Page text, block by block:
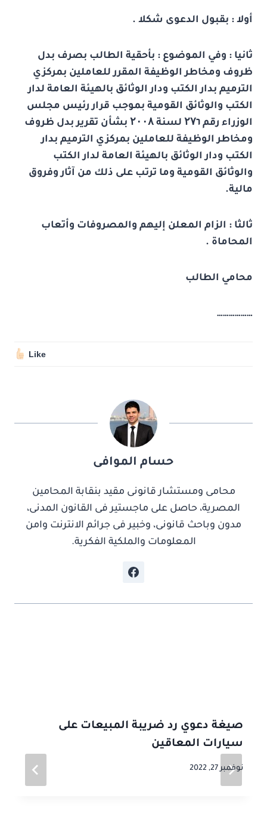
أولا : بقبول الدعوى شكلا .
ثانيا : وفي الموضوع : بأحقية الطالب بصرف بدل
ظروف ومخاطر الوظيفة المقرر للعاملين بمركزي
الترميم بدار الكتب ودار الوثائق بالهيئة العامة لدار
الكتب والوثائق القومية بموجب قرار رئيس مجلس
الوزراء رقم
۲۷٦ لسنة ۲۰۰۸ بشأن تقرير بدل ظروف
ومخاطر الوظيفة للعاملين بمركزي الترميم بدار
الكتب ودار الوثائق بالهيئة العامة لدار الكتب
والوثائق القومية وما ترتب على ذلك من آثار وفروق
مالية.
ثالثا : الزام المعلن إليهم والمصروفات وأتعاب
المحاماة .
محامي الطالب
………………
Like
حسام الموافى
محامى ومستشار قانونى مقيد بنقابة المحامين
المصرية، حاصل على ماجستير فى القانون المدنى،
مدون وباحث قانونى، وخبير فى جرائم الانترنت وامن
المعلومات والملكية الفكرية.
صيغة دعوي رد ضريبة المبيعات على
سيارات المعاقين
نوفمبر 27, 2022